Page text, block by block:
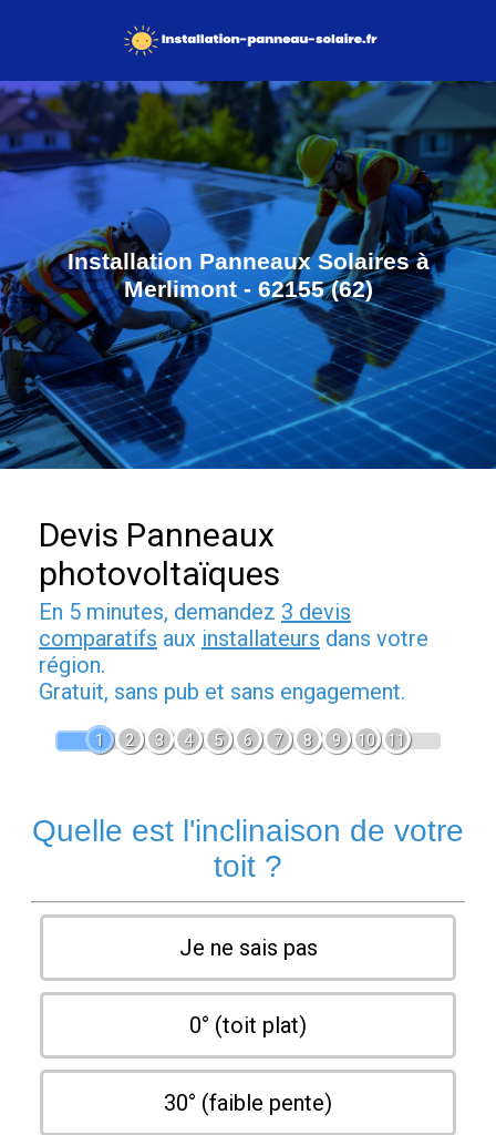
Installation Panneaux Solaires à
Merlimont - 62155 (62)
Devis Panneaux
photovoltaïques
En 5 minutes, demandez 3 devis
comparatifs aux installateurs dans votre
région.
Gratuit, sans pub et sans engagement.
1 2 3 4 5 6 7 8 9 10 11
Quelle est l'inclinaison de votre
toit ?
Je ne sais pas
0° (toit plat)
30° (faible pente)